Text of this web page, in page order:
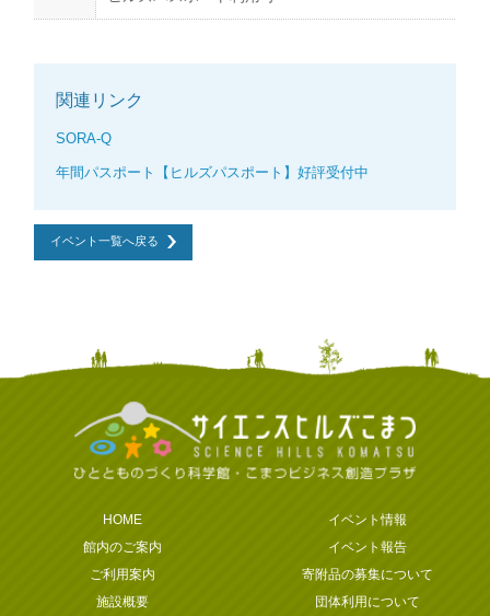
関連リンク
SORA-Q
年間パスポート【ヒルズパスポート】好評受付中
イベント一覧へ戻る
HOME
イベント情報
館内のご案内
イベント報告
ご利用案内
寄附品の募集について
施設概要
団体利用について